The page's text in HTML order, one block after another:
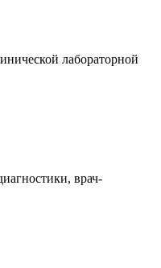
лабораторной
врач-